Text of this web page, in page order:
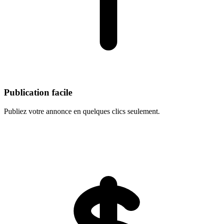
Publication facile
Publiez votre annonce en quelques clics seulement.